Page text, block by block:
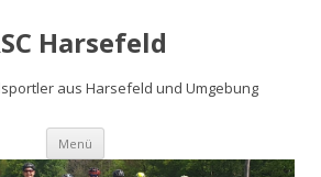
Harsefeld
aus Harsefeld und Umgebung
Menü Zum
springen